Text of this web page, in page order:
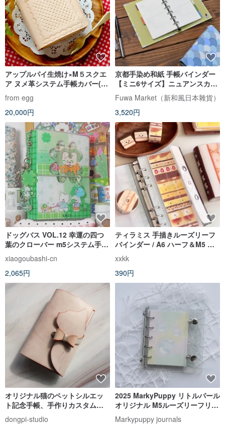
アップルパイ生焼け×M５スクエ
ア ヌメ革システム手帳カバー(マ
イクロ５/ミニ５穴)
from egg
20,000円
京都手染め和紙 手帳バインダー
【ミニ6サイズ】ニュアンスカラ
ー × 日本の伝統文様 青海波・
梅・市松・銀杏
Fuwa Market（新和風日本雜貨）
3,520円
ドッグバス VOL.12 幸運の四つ
葉のクローバー m5システム手帳
バインダー/四つ葉のクローバー
ペンダント
xiaogoubashi-cn
2,065円
ティラミス 手描きルーズリーフ
バインダー / A6 ハーフ＆M5 対
応 / 手帳収納ギフト
xxkk
390円
オリジナル猫のペットシルエッ
ト記念手帳、手作りカスタム本
革のかわいい少女向けルーズリ
ーフTNノート
dongpi-studio
2025 MarkyPuppy リトルパール
オリジナル M5ルーズリーフリフ
ィル システム手帳付箋
Markypuppy journals